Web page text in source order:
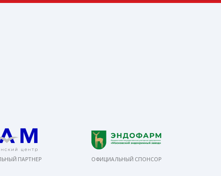
ПАРТНЕР ОФИЦИАЛЬНЫЙ СПОНСОР